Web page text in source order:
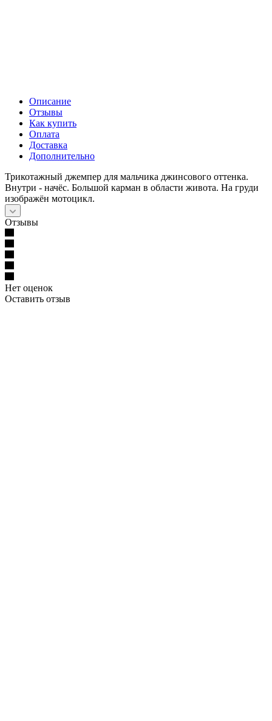
Описание
Отзывы
Как купить
Оплата
Доставка
Дополнительно
Трикотажный джемпер для мальчика джинсового оттенка.
Внутри - начёс. Большой карман в области живота. На груди
изображён мотоцикл.
Отзывы
Нет оценок
Оставить отзыв